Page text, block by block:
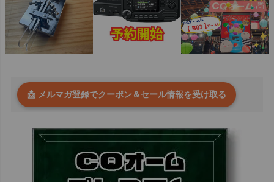
📩 メルマガ登録でクーポン＆セール情報を受け取る